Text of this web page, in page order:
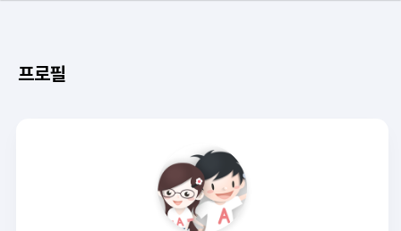
프로필